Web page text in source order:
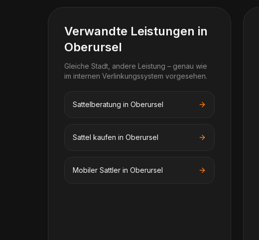
Verwandte Leistungen in
Oberursel
Gleiche Stadt, andere Leistung – genau wie
im internen Verlinkungssystem vorgesehen.
Sattelberatung in Oberursel
Sattel kaufen in Oberursel
Mobiler Sattler in Oberursel